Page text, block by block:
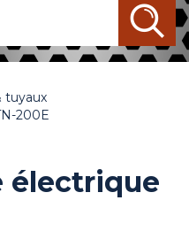
tuyaux
200E
électrique